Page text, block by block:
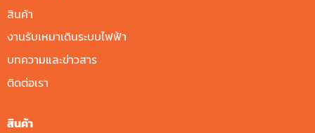
สินค้า
งานรับเหมาเดินระบบไฟฟ้า
บทความและข่าวสาร
ติดต่อเรา
สินค้า